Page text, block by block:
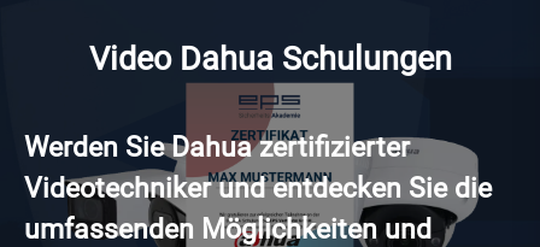
Video Dahua Schulungen
Werden Sie Dahua zertifizierter
Videotechniker und entdecken Sie die
umfassenden Möglichkeiten und